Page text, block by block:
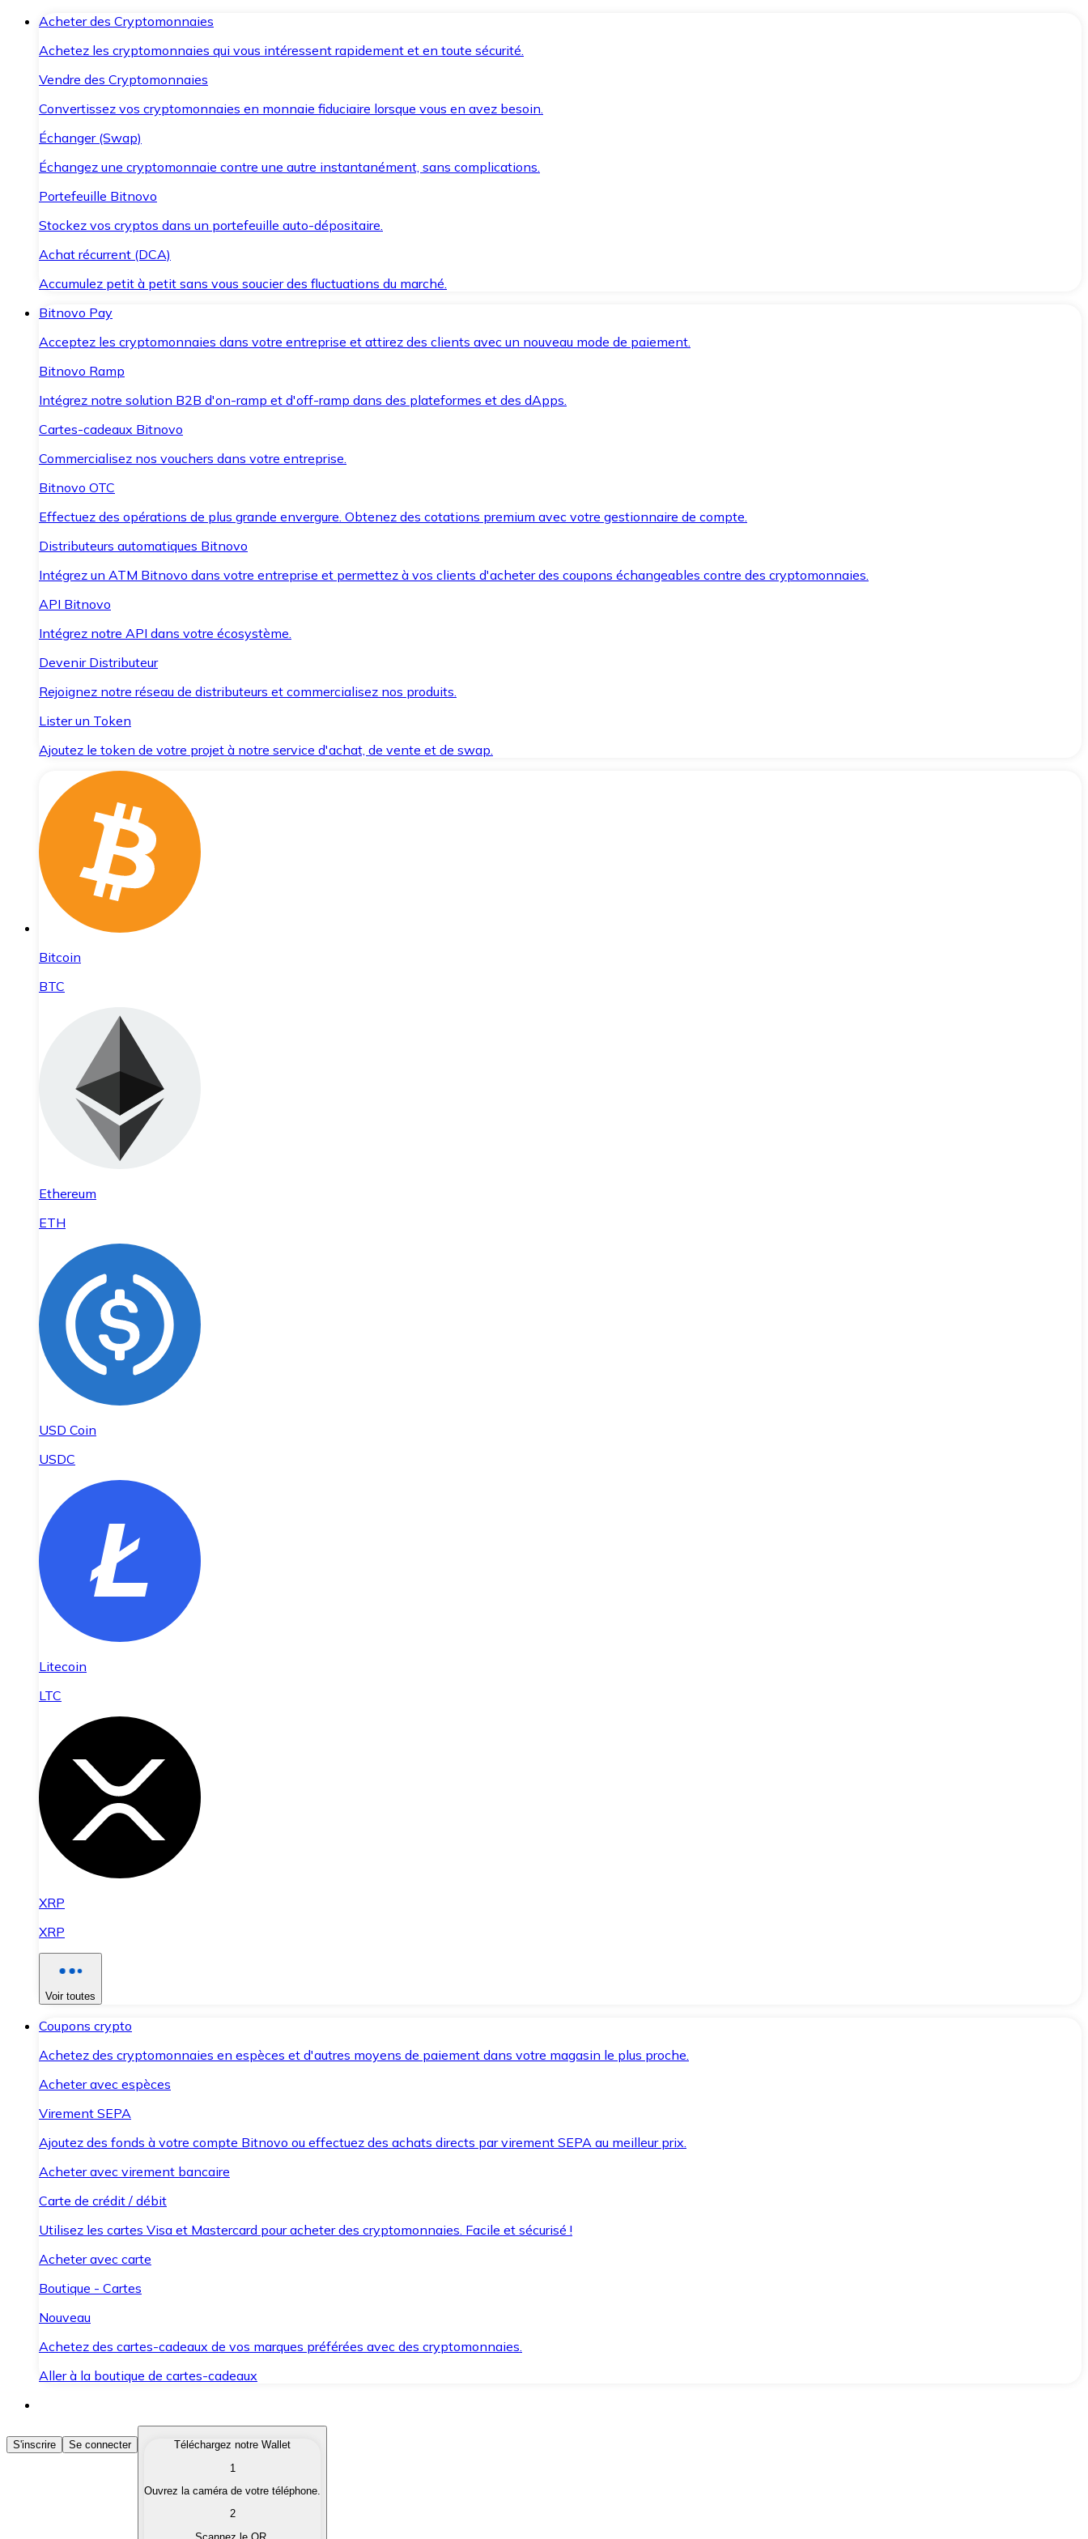
Acheter des Cryptomonnaies
Achetez les cryptomonnaies qui vous intéressent rapidement et en toute sécurité.
Vendre des Cryptomonnaies
Convertissez vos cryptomonnaies en monnaie fiduciaire lorsque vous en avez besoin.
Échanger (Swap)
Échangez une cryptomonnaie contre une autre instantanément, sans complications.
Portefeuille Bitnovo
Stockez vos cryptos dans un portefeuille auto-dépositaire.
Achat récurrent (DCA)
Accumulez petit à petit sans vous soucier des fluctuations du marché.
Bitnovo Pay
Acceptez les cryptomonnaies dans votre entreprise et attirez des clients avec un nouveau mode de paiement.
Bitnovo Ramp
Intégrez notre solution B2B d'on-ramp et d'off-ramp dans des plateformes et des dApps.
Cartes-cadeaux Bitnovo
Commercialisez nos vouchers dans votre entreprise.
Bitnovo OTC
Effectuez des opérations de plus grande envergure. Obtenez des cotations premium avec votre gestionnaire de compte.
Distributeurs automatiques Bitnovo
Intégrez un ATM Bitnovo dans votre entreprise et permettez à vos clients d'acheter des coupons échangeables contre des cryptomonnaies.
API Bitnovo
Intégrez notre API dans votre écosystème.
Devenir Distributeur
Rejoignez notre réseau de distributeurs et commercialisez nos produits.
Lister un Token
Ajoutez le token de votre projet à notre service d'achat, de vente et de swap.
Bitcoin
BTC
Ethereum
ETH
USD Coin
USDC
Litecoin
LTC
XRP
XRP
Voir toutes
Coupons crypto
Achetez des cryptomonnaies en espèces et d'autres moyens de paiement dans votre magasin le plus proche.
Acheter avec espèces
Virement SEPA
Ajoutez des fonds à votre compte Bitnovo ou effectuez des achats directs par virement SEPA au meilleur prix.
Acheter avec virement bancaire
Carte de crédit / débit
Utilisez les cartes Visa et Mastercard pour acheter des cryptomonnaies. Facile et sécurisé !
Acheter avec carte
Boutique - Cartes
Nouveau
Achetez des cartes-cadeaux de vos marques préférées avec des cryptomonnaies.
Aller à la boutique de cartes-cadeaux
Acheter des Cryptomonnaies
Achetez les cryptomonnaies qui vous intéressent rapidement et en toute sécurité.
Convertissez vos cryptomonnaies en monnaie fiduciaire lorsque vous en avez besoin.
S'inscrire Se connecter
Téléchargez notre Wallet
1
Ouvrez la caméra de votre téléphone.
2